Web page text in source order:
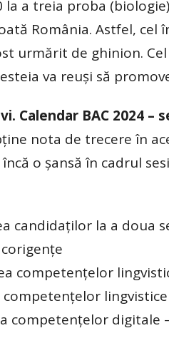
a treia proba
România. Astfel, cel
urmărit de ghinion.
va reuși să
Calendar BAC 2024 –
nota de trecere în
o șansă în cadrul
candidaților la a doua
competențelor
competențelor
competențelor digitale